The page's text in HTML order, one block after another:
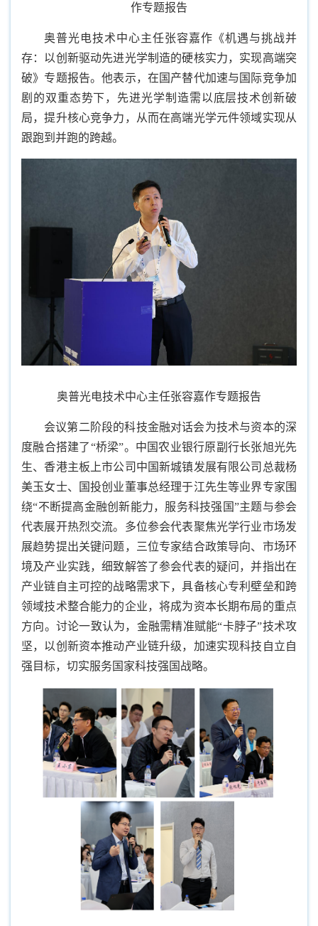
作专题报告
奥普光电技术中心主任张容嘉作《机遇与挑战并
存：以创新驱动先进光学制造的硬核实力，实现高端突
破》专题报告。他表示，在国产替代加速与国际竞争加
剧的双重态势下，先进光学制造需以底层技术创新破
局，提升核心竞争力，从而在高端光学元件领域实现从
跟跑到并跑的跨越。
奥普光电技术中心主任张容嘉作专题报告
会议第二阶段的科技金融对话会为技术与资本的深
度融合搭建了“桥梁”。中国农业银行原副行长张旭光先
生、香港主板上市公司中国新城镇发展有限公司总裁杨
美玉女士、国投创业董事总经理于江先生等业界专家围
绕“不断提高金融创新能力，服务科技强国”主题与参会
代表展开热烈交流。多位参会代表聚焦光学行业市场发
展趋势提出关键问题，三位专家结合政策导向、市场环
境及产业实践，细致解答了参会代表的疑问，并指出在
产业链自主可控的战略需求下，具备核心专利壁垒和跨
领域技术整合能力的企业，将成为资本长期布局的重点
方向。讨论一致认为，金融需精准赋能“卡脖子”技术攻
坚，以创新资本推动产业链升级，加速实现科技自立自
强目标，切实服务国家科技强国战略。